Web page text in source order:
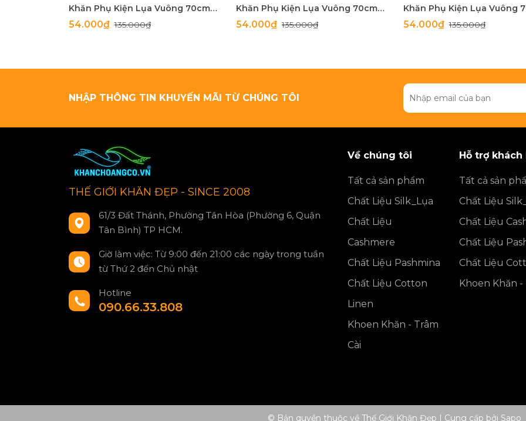
Khăn Phụ Kiện Lụa Vuông 70cm - Thế Giới Khăn Đẹp C1062_4
54.000₫135.000₫
Khăn Phụ Kiện Lụa Vuông 70cm - Thế Giới Khăn Đẹp C1062_3
54.000₫135.000₫ 54.000₫135.000₫
NHẬP THÔNG TIN KHUYẾN MÃI TỪ CHÚNG TÔI
THẾ GIỚI KHĂN ĐẸP - SINCE 2008
61/3 Đất Thánh, Phường Tân Hòa (Phường 6, Quận
Tân Bình) TP HCM.
Giờ làm việc: Từ 9:00 đến 21:00 các ngày trong tuần
từ Thứ 2 đến Chủ nhật
Hotline
090.66.33.808
Về chúng tôi
Tất cả sản phẩm
Chất Liệu Silk_Lụa
Chất Liệu
Cashmere
Chất Liệu Pashmina
Chất Liệu Cotton
Linen
Khoen Khăn - Trâm
Cài
Hỗ trợ khách
Tất cả sản
Chất Liệu
Chất Liệu
Chất Liệu
Chất Liệu
Khoen Khăn -
© Bản quyền thuộc về Thế Giới Khăn Đẹp | Cung cấp bởi Sapo